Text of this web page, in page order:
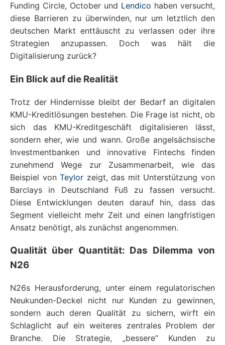
Funding Circle, October und Lendico haben versucht,
diese Barrieren zu überwinden, nur um letztlich den
deutschen Markt enttäuscht zu verlassen oder ihre
Strategien anzupassen. Doch was hält die
Digitalisierung zurück?
Ein Blick auf die Realität
Trotz der Hindernisse bleibt der Bedarf an digitalen
KMU-Kreditlösungen bestehen. Die Frage ist nicht, ob
sich das KMU-Kreditgeschäft digitalisieren lässt,
sondern eher, wie und wann. Große angelsächsische
Investmentbanken und innovative Fintechs finden
zunehmend Wege zur Zusammenarbeit, wie das
Beispiel vonTeylor zeigt, das mit Unterstützung von
Barclays in Deutschland Fuß zu fassen versucht.
Diese Entwicklungen deuten darauf hin, dass das
Segment vielleicht mehr Zeit und einen langfristigen
Ansatz benötigt, als zunächst angenommen.
Qualität über Quantität: Das Dilemma von
N26
N26s Herausforderung, unter einem regulatorischen
Neukunden-Deckel nicht nur Kunden zu gewinnen,
sondern auch deren Qualität zu sichern, wirft ein
Schlaglicht auf ein weiteres zentrales Problem der
Branche. Die Strategie, „bessere“ Kunden zu